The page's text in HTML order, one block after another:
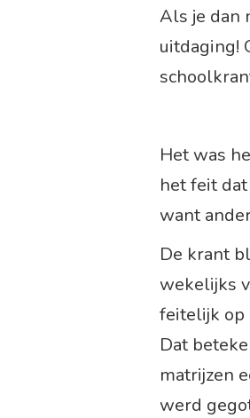
Als je dan
uitdaging!
Het was
het feit
want
De krant
wekelijks
feitelijk op
Dat
matrijzen
werd